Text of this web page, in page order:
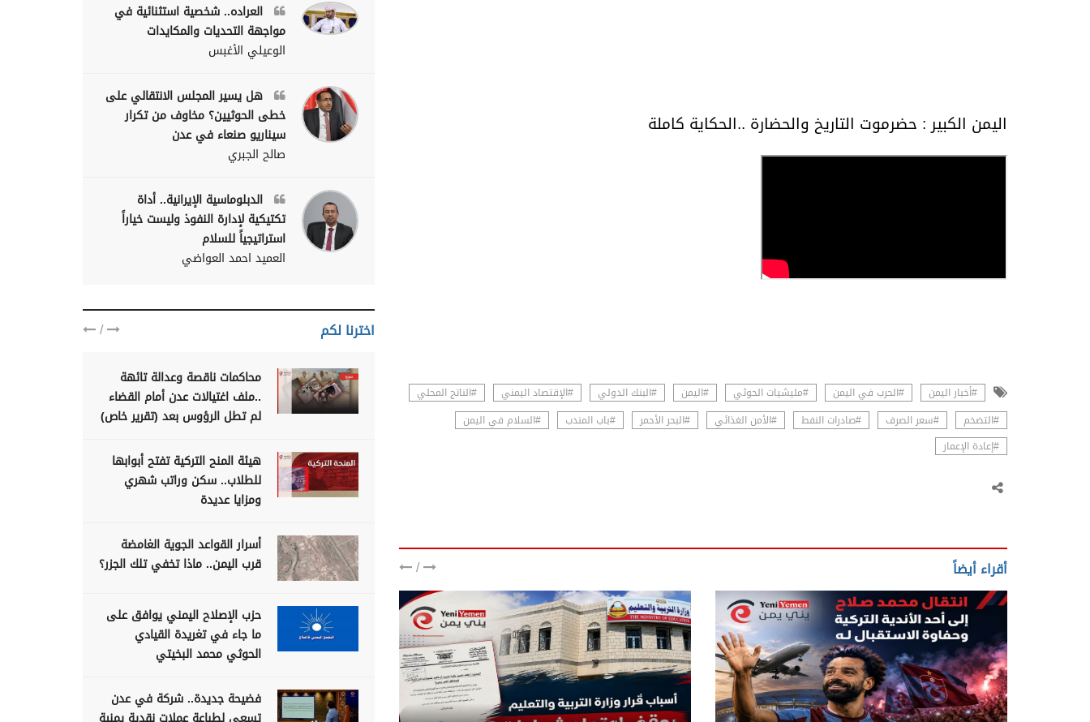
اليمن الكبير : حضرموت التاريخ والحضارة ..الحكاية كاملة
#أخبار اليمن #الحرب في اليمن #مليشيات الحوثي #اليمن #البنك الدولي #الإقتصاد اليمني
#الناتج المحلي
#التضخم
#سعر الصرف #صادرات النفط #الأمن الغذائي #البحر الأحمر #باب المندب
#السلام في اليمن
#إعادة الإعمار
أقراء أيضاً /
العراده.. شخصية استثنائية في
مواجهة التحديات والمكايدات
الوعيلي الأغبس
هل يسير المجلس الانتقالي على
خطى الحوثيين؟ مخاوف من تكرار
سيناريو صنعاء في عدن
صالح الجبري
الدبلوماسية الإيرانية.. أداة
تكتيكية لإدارة النفوذ وليست خياراً
استراتيجياً للسلام
العميد احمد العواضي
اخترنا لكم /
محاكمات ناقصة وعدالة تائهة
..ملف اغتيالات عدن أمام القضاء
لم تطل الرؤوس بعد (تقرير خاص)
هيئة المنح التركية تفتح أبوابها
للطلاب.. سكن وراتب شهري
ومزايا عديدة
أسرار القواعد الجوية الغامضة
قرب اليمن.. ماذا تخفي تلك الجزر؟
حزب الإصلاح اليمني يوافق على
ما جاء في تغريدة القيادي
الحوثي محمد البخيتي
فضيحة جديدة.. شركة في عدن